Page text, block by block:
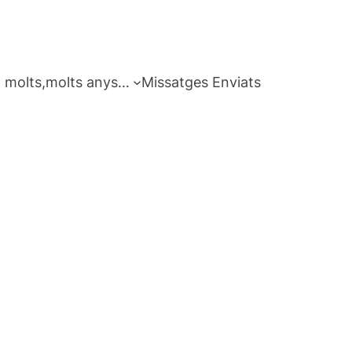
molts,molts anys… Missatges Enviats